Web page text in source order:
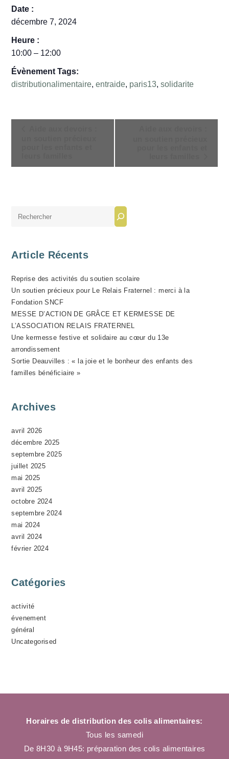
Date :
décembre 7, 2024
Heure :
10:00 – 12:00
Évènement Tags:
distributionalimentaire,entraide, paris13,solidarite
I
N
V
È
N
E
M
E
N
T
Article Récents
Reprise des activités du soutien scolaire
Un soutien précieux pour Le Relais Fraternel : merci à la
Fondation SNCF
MESSE D’ACTION DE GRÂCE ET KERMESSE DE
L’ASSOCIATION RELAIS FRATERNEL
Une kermesse festive et solidaire au cœur du 13e
arrondissement
Sortie Deauvilles : « la joie et le bonheur des enfants des
familles bénéficiaire »
Archives
avril 2026
décembre 2025
septembre 2025
juillet 2025
mai 2025
avril 2025
octobre 2024
septembre 2024
mai 2024
avril 2024
février 2024
Catégories
activité
évenement
général
Uncategorised
Horaires de distribution des colis alimentaires:
Tous les samedi
De 8H30 à 9H45: préparation des colis alimentaires